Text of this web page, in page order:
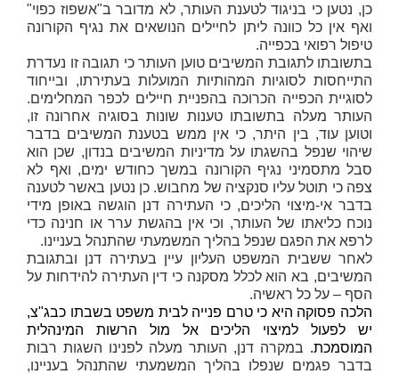
כן, נטען כי בניגוד לטענת העותר, לא מדובר ב"אשפוז כפוי"
ואף אין כל כוונה ליתן לחיילים הנושאים את נגיף הקורונה
טיפול רפואי בכפייה.
בתשובתו לתגובת המשיבים טוען העותר כי תגובה זו נעדרת
התייחסות לסוגיות המהותיות המועלות בעתירתו, ובייחוד
לסוגיית הכפייה הכרוכה בהפניית חיילים לכפר המחלימים.
העותר מעלה בתשובתו טענות שונות בסוגיה אחרונה זו,
וטוען עוד, בין היתר, כי אין ממש בטענת המשיבים בדבר
שיהוי שנפל בהשגתו על מדיניות המשיבים בנדון, שכן הוא
סבל מתסמיני נגיף הקורונה במשך כחודש ימים, ואף לא
צפה כי תוטל עליו סנקציה של מחבוש. כן נטען באשר לטענה
בדבר אי-מיצוי הליכים, כי העתירה דנן הוגשה באופן מידי
נוכח כליאתו של העותר, וכי אין בהגשת ערר או חנינה כדי
לרפא את הפגם שנפל בהליך המשמעתי שהתנהל בעניינו.
לאחר ששבית המשפט העליון עיין בעתירה דנן ובתגובת
המשיבים, בא הוא לכלל מסקנה כי דין העתירה להידחות על
הסף – על כל ראשיה.
הלכה פסוקה היא כי טרם פנייה לבית משפט בשבתו כבג"צ,
יש לפעול למיצוי הליכים אל מול הרשות המינהלית
המוסמכת. במקרה דנן, העותר מעלה לפנינו השגות רבות
בדבר פגמים שנפלו בהליך המשמעתי שהתנהל בעניינו,